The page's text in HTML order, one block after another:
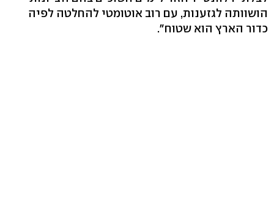
הושוותה לגזענות, עם רוב אוטומטי להחלטה לפיה
כדור הארץ הוא שטוח".